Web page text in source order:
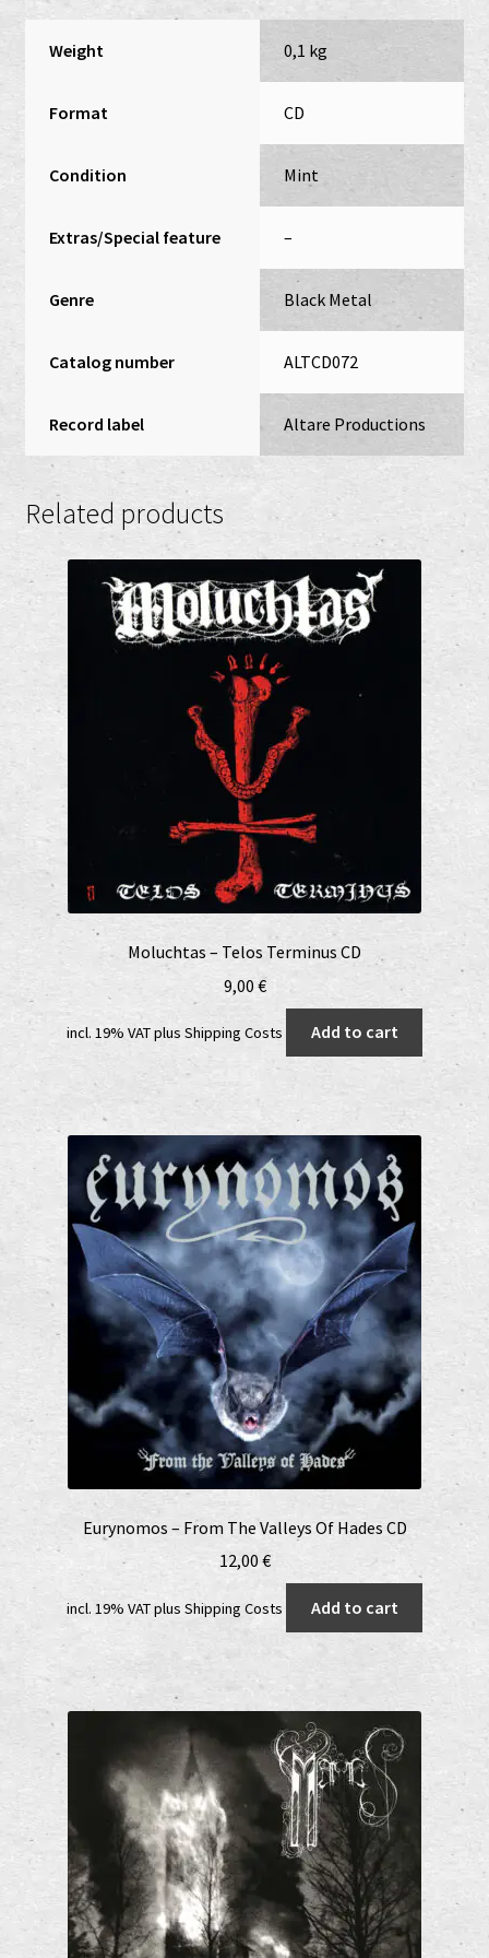
Weight 0,1 kg
Format CD
Condition Mint
Extras/Special feature –
Genre Black Metal
Catalog number ALTCD072
Record label Altare Productions
Related products
Moluchtas – Telos Terminus CD
9,00 €
incl. 19% VATplus Shipping Costs Add to cart
Eurynomos – From The Valleys Of Hades CD
12,00€
incl. 19% VATplus Shipping Costs Add to cart